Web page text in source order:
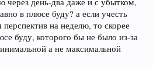
в плюсе буду? а если учесть
на неделю, то скорее
буду, которого бы не было из-за
а не максимальной